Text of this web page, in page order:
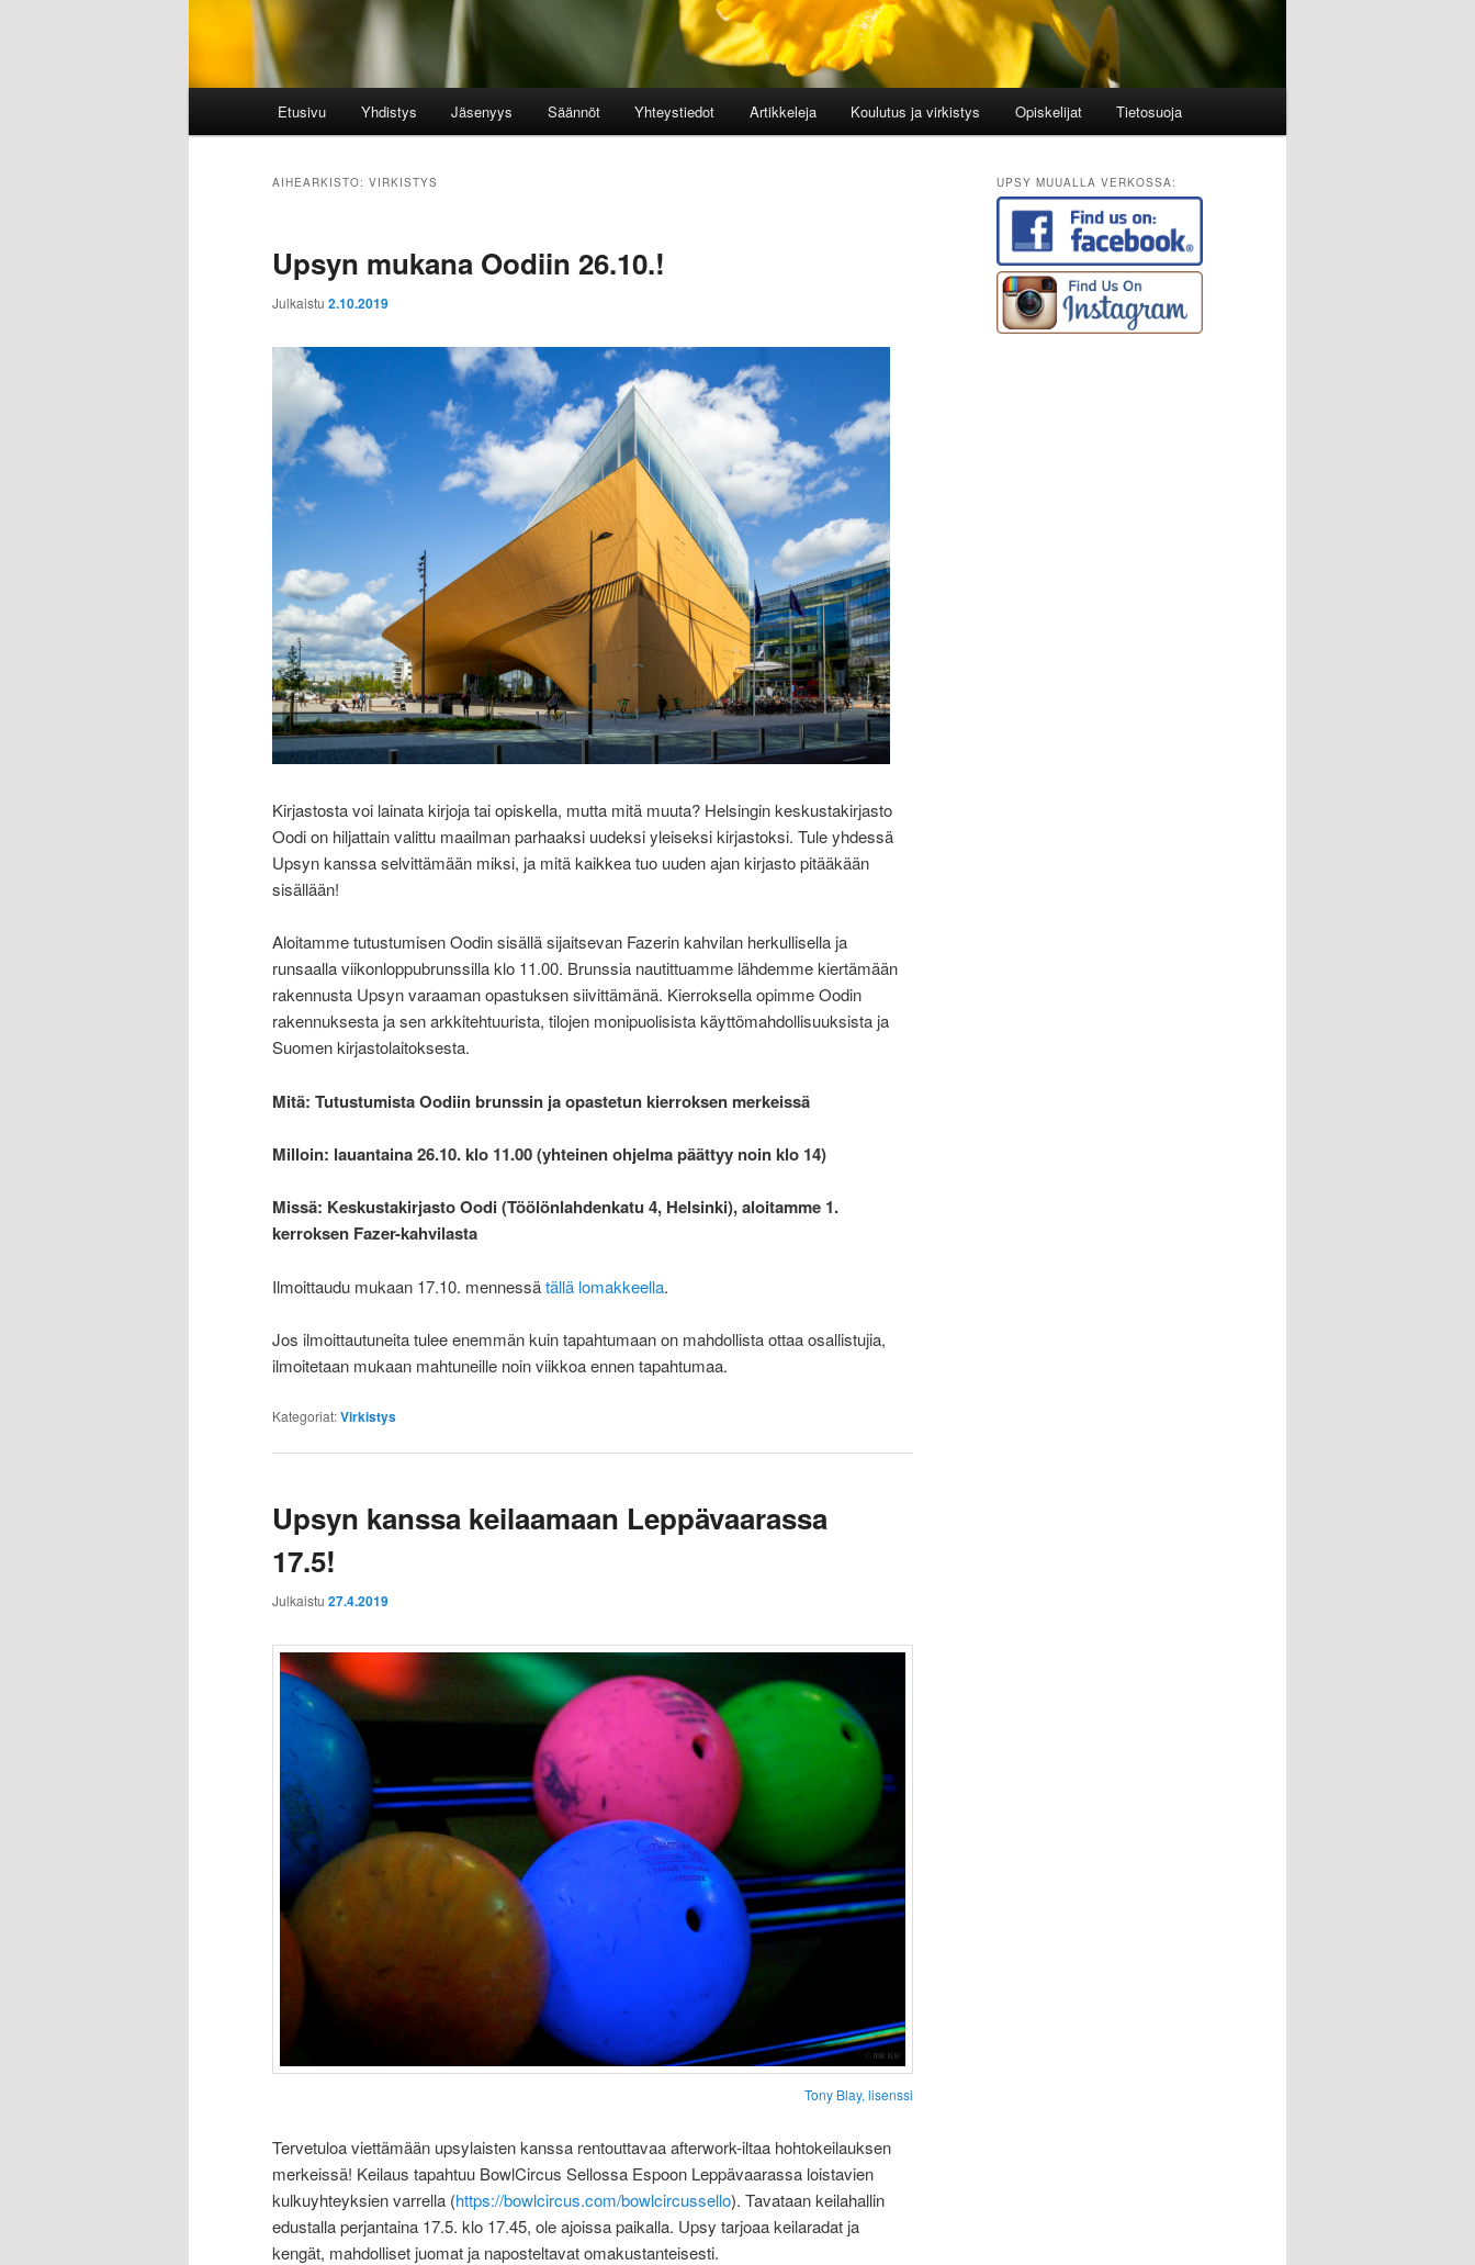
Etusivu Yhdistys Jäsenyys Säännöt Yhteystiedot Artikkeleja Koulutus ja virkistys Opiskelijat Tietosuoja
AIHEARKISTO: VIRKISTYS
Upsyn mukana Oodiin 26.10.!
Julkaistu 2.10.2019
Kirjastosta voi lainata kirjoja tai opiskella, mutta mitä muuta? Helsingin keskustakirjasto
Oodi on hiljattain valittu maailman parhaaksi uudeksi yleiseksi kirjastoksi. Tule yhdessä
Upsyn kanssa selvittämään miksi, ja mitä kaikkea tuo uuden ajan kirjasto pitääkään
sisällään!
Aloitamme tutustumisen Oodin sisällä sijaitsevan Fazerin kahvilan herkullisella ja
runsaalla viikonloppubrunssilla klo 11.00. Brunssia nautittuamme lähdemme kiertämään
rakennusta Upsyn varaaman opastuksen siivittämänä. Kierroksella opimme Oodin
rakennuksesta ja sen arkkitehtuurista, tilojen monipuolisista käyttömahdollisuuksista ja
Suomen kirjastolaitoksesta.
Mitä: Tutustumista Oodiin brunssin ja opastetun kierroksen merkeissä
Milloin: lauantaina 26.10. klo 11.00 (yhteinen ohjelma päättyy noin klo 14)
Missä: Keskustakirjasto Oodi (Töölönlahdenkatu 4, Helsinki), aloitamme 1.
kerroksen Fazer-kahvilasta
Ilmoittaudu mukaan 17.10. mennessätällä lomakkeella.
Jos ilmoittautuneita tulee enemmän kuin tapahtumaan on mahdollista ottaa osallistujia,
ilmoitetaan mukaan mahtuneille noin viikkoa ennen tapahtumaa.
Kategoriat:Virkistys
Upsyn kanssa keilaamaan Leppävaarassa
17.5!
Julkaistu 27.4.2019
Tony Blay,lisenssi
Tervetuloa viettämään upsylaisten kanssa rentouttavaa afterwork-iltaa hohtokeilauksen
merkeissä! Keilaus tapahtuu BowlCircus Sellossa Espoon Leppävaarassa loistavien
kulkuyhteyksien varrella (https://bowlcircus.com/bowlcircussello). Tavataan keilahallin
edustalla perjantaina 17.5. klo 17.45, ole ajoissa paikalla. Upsy tarjoaa keilaradat ja
kengät, mahdolliset juomat ja naposteltavat omakustanteisesti.
UPSY MUUALLA VERKOSSA: